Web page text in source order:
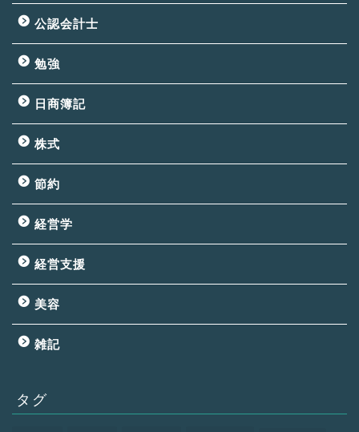
公認会計士
勉強
日商簿記
株式
節約
経営学
経営支援
美容
雑記
タグ